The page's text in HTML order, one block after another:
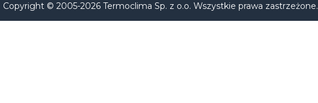
Copyright © 2005-2026 Termoclima Sp. z o.o. Wszystkie prawa zastrzeżone.